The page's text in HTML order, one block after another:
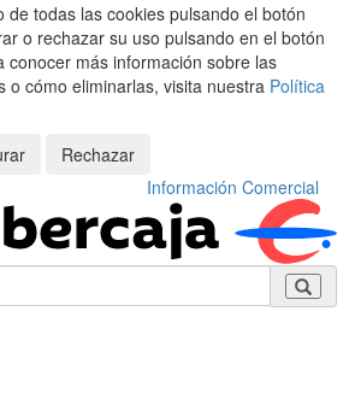
de todas las cookies pulsando el botón
o rechazar su uso pulsando en el botón
conocer más información sobre las
o cómo eliminarlas, visita nuestra Política
Rechazar
Información Comercial